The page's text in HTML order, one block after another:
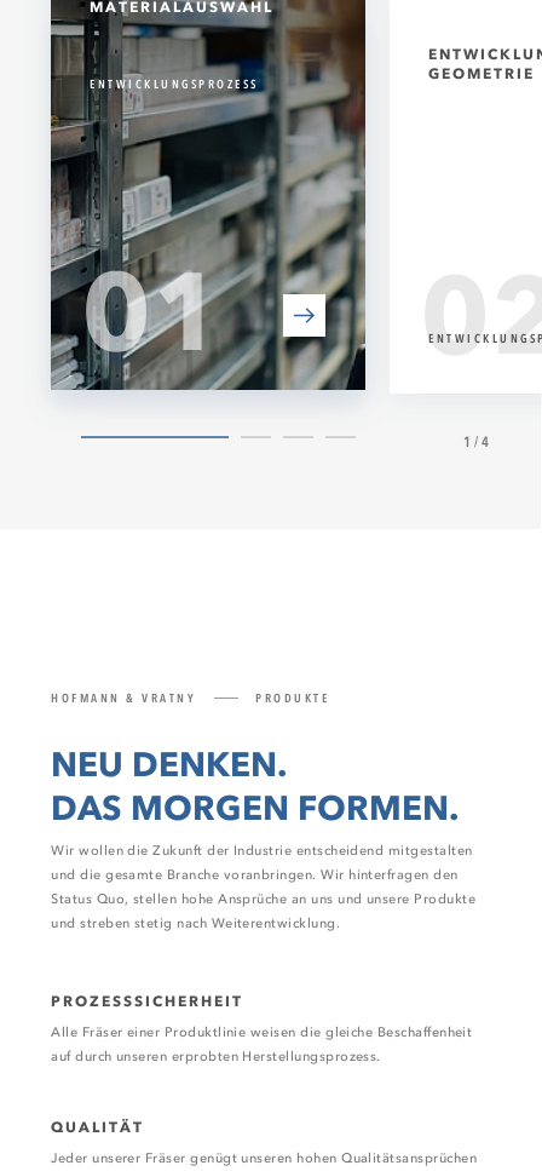
MATERIALAUSWAHL
ENTWICKLUNGSPROZESS
01
GEOMETRIE
1/4
HOFMANN & VRATNY PRODUKTE
NEU DENKEN.
DAS MORGEN FORMEN.
Wir wollen die Zukunft der Industrie entscheidend mitgestalten
und die gesamte Branche voranbringen. Wir hinterfragen den
Status Quo, stellen hohe Ansprüche an uns und unsere Produkte
und streben stetig nach Weiterentwicklung.
PROZESSSICHERHEIT
Alle Fräser einer Produktlinie weisen die gleiche Beschaffenheit
auf durch unseren erprobten Herstellungsprozess.
QUALITÄT
Jeder unserer Fräser genügt unseren hohen Qualitätsansprüchen